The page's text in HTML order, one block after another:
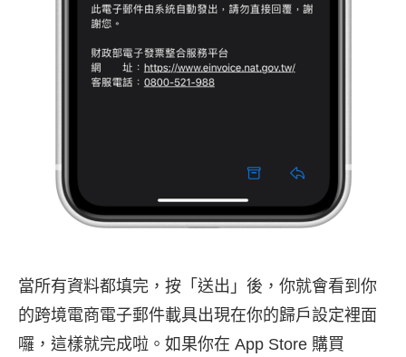
當所有資料都填完，按「送出」後，你就會看到你
的跨境電商電子郵件載具出現在你的歸戶設定裡面
囉，這樣就完成啦。如果你在 App Store 購買